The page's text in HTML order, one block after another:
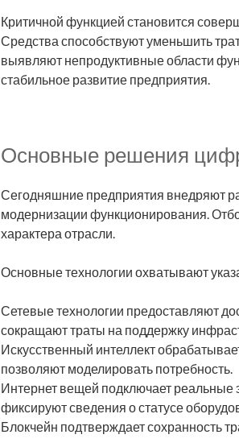
Критичной функцией становится
Средства способствуют уменьшить
выявляют непродуктивные области
стабильное развитие предприятия.
Основные решения
Сегодняшние предприятия внедряют
модернизации функционирования.
характера отрасли.
Основные технологии охватывают
Сетевые технологии предоставляют
сокращают траты на поддержку
Искусственный интеллект
позволяют моделировать потребность.
Интернет вещей подключает
фиксируют сведения о статусе
Блокчейн подтверждает сохранность